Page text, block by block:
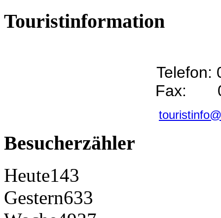
Touristinformation
Telefon:
Fax:
Besucherzähler
Heute143
Gestern633